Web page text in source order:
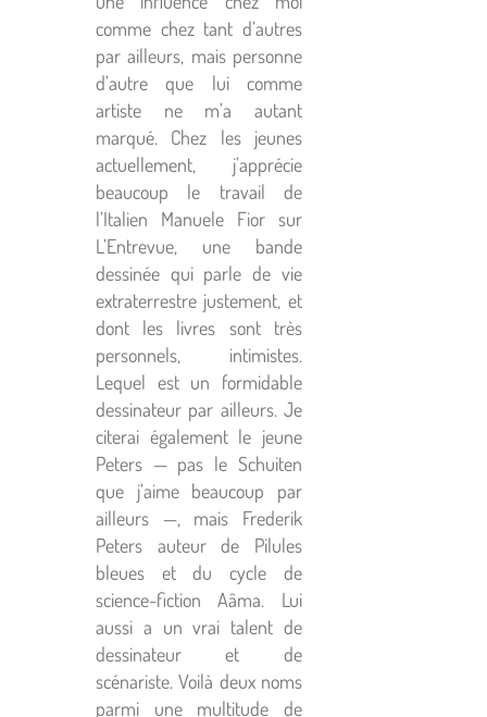
comme chez tant d’autres
par ailleurs, mais personne
d’autre que lui comme
artiste ne m’a autant
marqué. Chez les jeunes
actuellement, j’apprécie
beaucoup le travail de
l’Italien Manuele Fior sur
L’Entrevue, une bande
dessinée qui parle de vie
extraterrestre justement, et
dont les livres sont très
personnels, intimistes.
Lequel est un formidable
dessinateur par ailleurs. Je
citerai également le jeune
Peters — pas le Schuiten
que j’aime beaucoup par
ailleurs —, mais Frederik
Peters auteur de Pilules
bleues et du cycle de
science-fiction Aâma. Lui
aussi a un vrai talent de
dessinateur et de
scénariste. Voilà deux noms
parmi une multitude de